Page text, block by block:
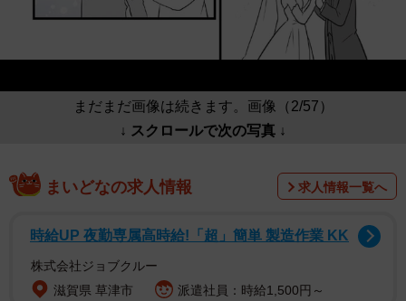
まだまだ画像は続きます。画像（2/57）
↓ スクロールで次の写真 ↓
まいどなの求人情報 求人情報一覧へ
時給UP 夜勤専属高時給!「超」簡単 製造作業 KK
株式会社ジョブクルー
滋賀県 草津市
派遣社員：時給1,500円～